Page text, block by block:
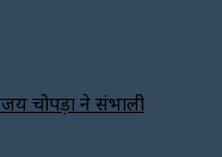
चोपड़ा ने संभाली